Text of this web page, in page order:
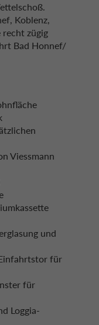
Koblenz,
recht zügig
Bad Honnef/
Viessmann
und
für
für
Loggia-